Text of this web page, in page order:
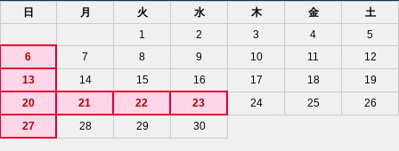
日
月 火 水 木 金
土
1
2 3 4
5
6
7 8 9 10 11
12
13
14 15 16 17 18
19
20
21 22 23 24 25
26
27
28 29 30